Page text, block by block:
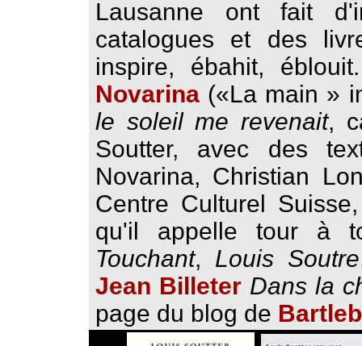
Lausanne ont fait
catalogues et des
inspire, ébahit,
Novarina («La main »
le soleil me revenait,
Soutter, avec des
Novarina, Christian
Centre Culturel
qu'il appelle tour à
Touchant, Louis Soutre
Jean Billeter Dans la
page du blog de